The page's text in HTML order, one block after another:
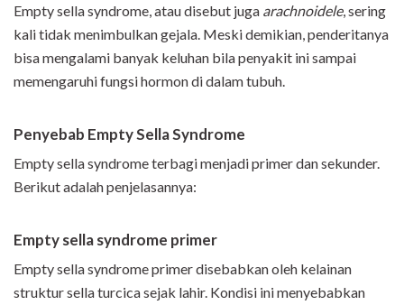
Empty sella syndrome, atau disebut juga arachnoidele, sering
kali tidak menimbulkan gejala. Meski demikian, penderitanya
bisa mengalami banyak keluhan bila penyakit ini sampai
memengaruhi fungsi hormon di dalam tubuh.
Penyebab Empty Sella Syndrome
Empty sella syndrome terbagi menjadi primer dan sekunder.
Berikut adalah penjelasannya:
Empty sella syndrome primer
Empty sella syndrome primer disebabkan oleh kelainan
struktur sella turcica sejak lahir. Kondisi ini menyebabkan